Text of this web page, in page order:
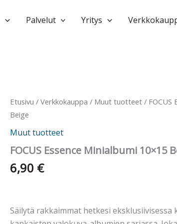
Palvelut Yritys
Etusivu / Verkkokauppa / Muut tuotteet / FOCUS
Beige
Muut tuotteet
FOCUS Essence Minialbumi 10×15
6,90 €
Säilytä rakkaimmat hetkesi eksklusiivisessa
Beige